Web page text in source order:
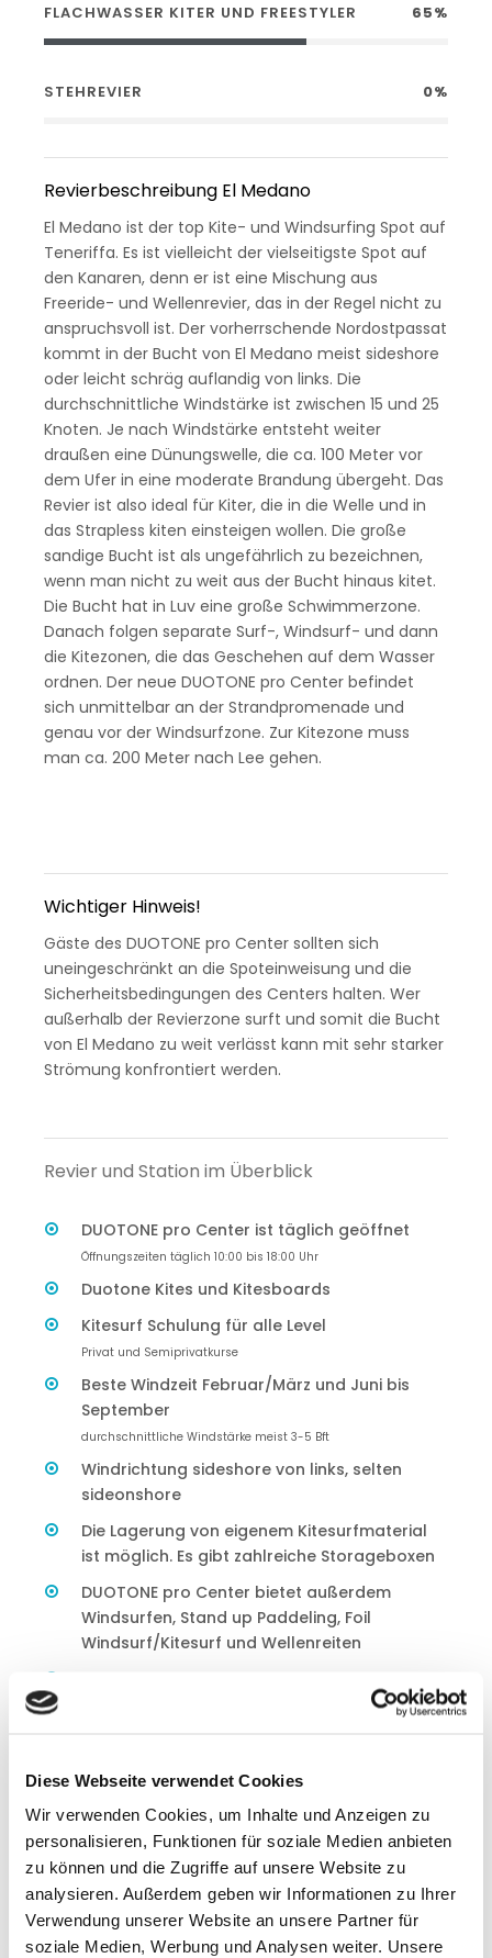
Diese Webseite verwendet Cookies
Wir verwenden Cookies, um Inhalte und Anzeigen zu
personalisieren, Funktionen für soziale Medien anbieten
zu können und die Zugriffe auf unsere Website zu
analysieren. Außerdem geben wir Informationen zu Ihrer
Verwendung unserer Website an unsere Partner für
soziale Medien, Werbung und Analysen weiter. Unsere
FLACHWASSER KITER UND FREESTYLER 65%
STEHREVIER 0%
Revierbeschreibung El Medano
El Medano ist der top Kite- und Windsurfing Spot auf
Teneriffa. Es ist vielleicht der vielseitigste Spot auf
den Kanaren, denn er ist eine Mischung aus
Freeride- und Wellenrevier, das in der Regel nicht zu
anspruchsvoll ist. Der vorherrschende Nordostpassat
kommt in der Bucht von El Medano meist sideshore
oder leicht schräg auflandig von links. Die
durchschnittliche Windstärke ist zwischen 15 und 25
Knoten. Je nach Windstärke entsteht weiter
draußen eine Dünungswelle, die ca. 100 Meter vor
dem Ufer in eine moderate Brandung übergeht. Das
Revier ist also ideal für Kiter, die in die Welle und in
das Strapless kiten einsteigen wollen. Die große
sandige Bucht ist als ungefährlich zu bezeichnen,
wenn man nicht zu weit aus der Bucht hinaus kitet.
Die Bucht hat in Luv eine große Schwimmerzone.
Danach folgen separate Surf-, Windsurf- und dann
die Kitezonen, die das Geschehen auf dem Wasser
ordnen. Der neue DUOTONE pro Center befindet
sich unmittelbar an der Strandpromenade und
genau vor der Windsurfzone. Zur Kitezone muss
man ca. 200 Meter nach Lee gehen.
Wichtiger Hinweis!
Gäste des DUOTONE pro Center sollten sich
uneingeschränkt an die Spoteinweisung und die
Sicherheitsbedingungen des Centers halten. Wer
außerhalb der Revierzone surft und somit die Bucht
von El Medano zu weit verlässt kann mit sehr starker
Strömung konfrontiert werden.
Revier und Station im Überblick
DUOTONE pro Center ist täglich geöffnet
Öffnungszeiten täglich 10:00 bis 18:00 Uhr
Duotone Kites und Kitesboards
Kitesurf Schulung für alle Level
Privat und Semiprivatkurse
Beste Windzeit Februar/März und Juni bis
September
durchschnittliche Windstärke meist 3-5 Bft
Windrichtung sideshore von links, selten
sideonshore
Die Lagerung von eigenem Kitesurfmaterial
ist möglich. Es gibt zahlreiche Storageboxen
DUOTONE pro Center bietet außerdem
Windsurfen, Stand up Paddeling, Foil
Windsurf/Kitesurf und Wellenreiten
Travel People GmbH keine Gewähr. Sie können kurzfristig
Windstatistik powered by Travel People
Partner Windfinder